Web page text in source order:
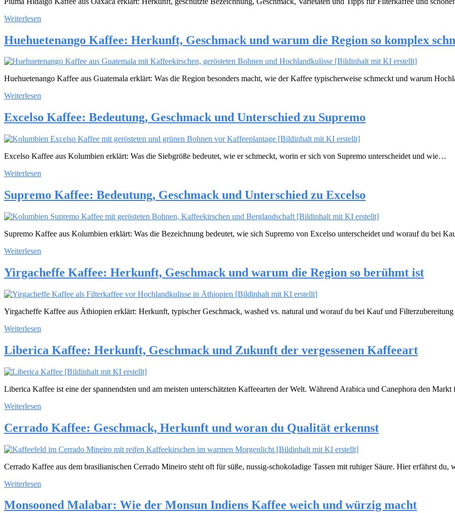
Weiterlesen
Huehuetenango Kaffee: Herkunft, Geschmack und warum die Region so komplex
Huehuetenango Kaffee aus Guatemala erklärt: Was die Region besonders macht, wie der Kaffee typischerweise schmeckt und warum
Weiterlesen
Excelso Kaffee: Bedeutung, Geschmack und Unterschied zu Supremo
Excelso Kaffee aus Kolumbien erklärt: Was die Siebgröße bedeutet, wie er schmeckt, worin er sich von Supremo unterscheidet und wie…
Weiterlesen
Supremo Kaffee: Bedeutung, Geschmack und Unterschied zu Excelso
Supremo Kaffee aus Kolumbien erklärt: Was die Bezeichnung bedeutet, wie sich Supremo von Excelso unterscheidet und worauf du bei
Weiterlesen
Yirgacheffe Kaffee: Herkunft, Geschmack und warum die Region so berühmt ist
Yirgacheffe Kaffee aus Äthiopien erklärt: Herkunft, typischer Geschmack, washed vs. natural und worauf du bei Kauf und Filterzubereitung
Weiterlesen
Liberica Kaffee: Herkunft, Geschmack und Zukunft der vergessenen Kaffeeart
Liberica Kaffee ist eine der spannendsten und am meisten unterschätzten Kaffeearten der Welt. Während Arabica und Canephora den
Weiterlesen
Cerrado Kaffee: Geschmack, Herkunft und woran du Qualität erkennst
Cerrado Kaffee aus dem brasilianischen Cerrado Mineiro steht oft für süße, nussig-schokoladige Tassen mit ruhiger Säure. Hier erfährst du,
Weiterlesen
Monsooned Malabar: Wie der Monsun Indiens Kaffee weich und würzig macht